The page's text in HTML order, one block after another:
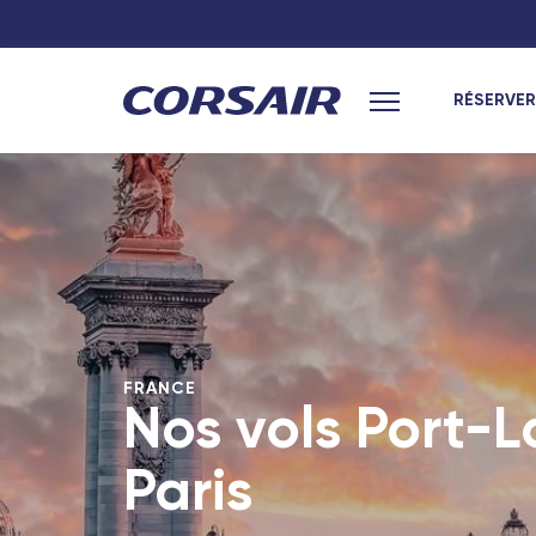
Menu principal
RÉSERVER
FRANCE
Nos vols Port-
Paris
Hexagone
Paris
Lyon
Nantes
Toulouse
Marseille
Bordeaux
Nîmes - TGV
Hexagone
Bordeaux
Marseille